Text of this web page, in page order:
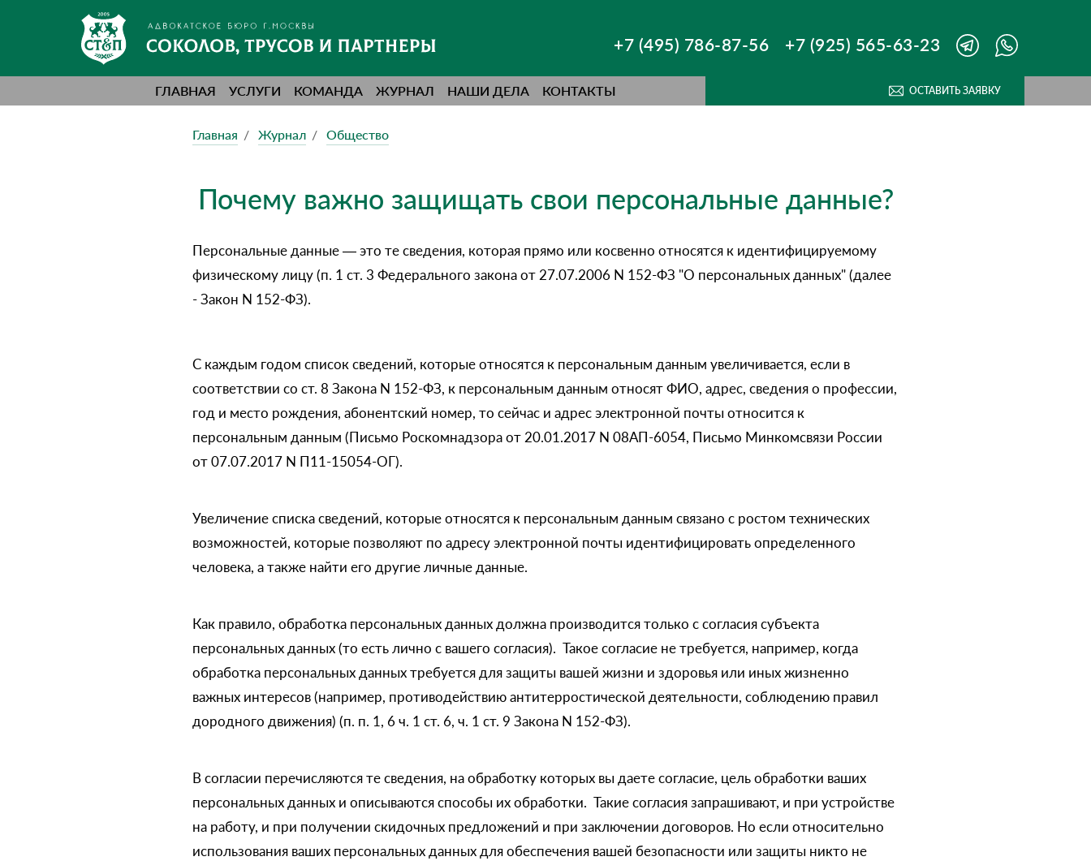
+7 (495) 786-87-56 +7 (925) 565-63-23
ГЛАВНАЯ УСЛУГИ КОМАНДА ЖУРНАЛ НАШИ ДЕЛА КОНТАКТЫ ОСТАВИТЬ ЗАЯВКУ
Главная Журнал Общество
Почему важно защищать свои персональные данные?
Персональные данные — это те сведения, которая прямо или косвенно относятся к идентифицируемому
физическому лицу (п. 1 ст. 3 Федерального закона от 27.07.2006 N 152-ФЗ "О персональных данных" (далее
- Закон N 152-ФЗ).
С каждым годом список сведений, которые относятся к персональным данным увеличивается, если в
соответствии со ст. 8 Закона N 152-ФЗ, к персональным данным относят ФИО, адрес, сведения о профессии,
год и место рождения, абонентский номер, то сейчас и адрес электронной почты относится к
персональным данным (Письмо Роскомнадзора от 20.01.2017 N 08АП-6054, Письмо Минкомсвязи России
от 07.07.2017 N П11-15054-ОГ).
Увеличение списка сведений, которые относятся к персональным данным связано с ростом технических
возможностей, которые позволяют по адресу электронной почты идентифицировать определенного
человека, а также найти его другие личные данные.
Как правило, обработка персональных данных должна производится только с согласия субъекта
персональных данных (то есть лично с вашего согласия). Такое согласие не требуется, например, когда
обработка персональных данных требуется для защиты вашей жизни и здоровья или иных жизненно
важных интересов (например, противодействию антитерростической деятельности, соблюдению правил
дородного движения) (п. п. 1, 6 ч. 1 ст. 6, ч. 1 ст. 9 Закона N 152-ФЗ).
В согласии перечисляются те сведения, на обработку которых вы даете согласие, цель обработки ваших
персональных данных и описываются способы их обработки. Такие согласия запрашивают, и при устройстве
на работу, и при получении скидочных предложений и при заключении договоров. Но если относительно
использования ваших персональных данных для обеспечения вашей безопасности или защиты никто не